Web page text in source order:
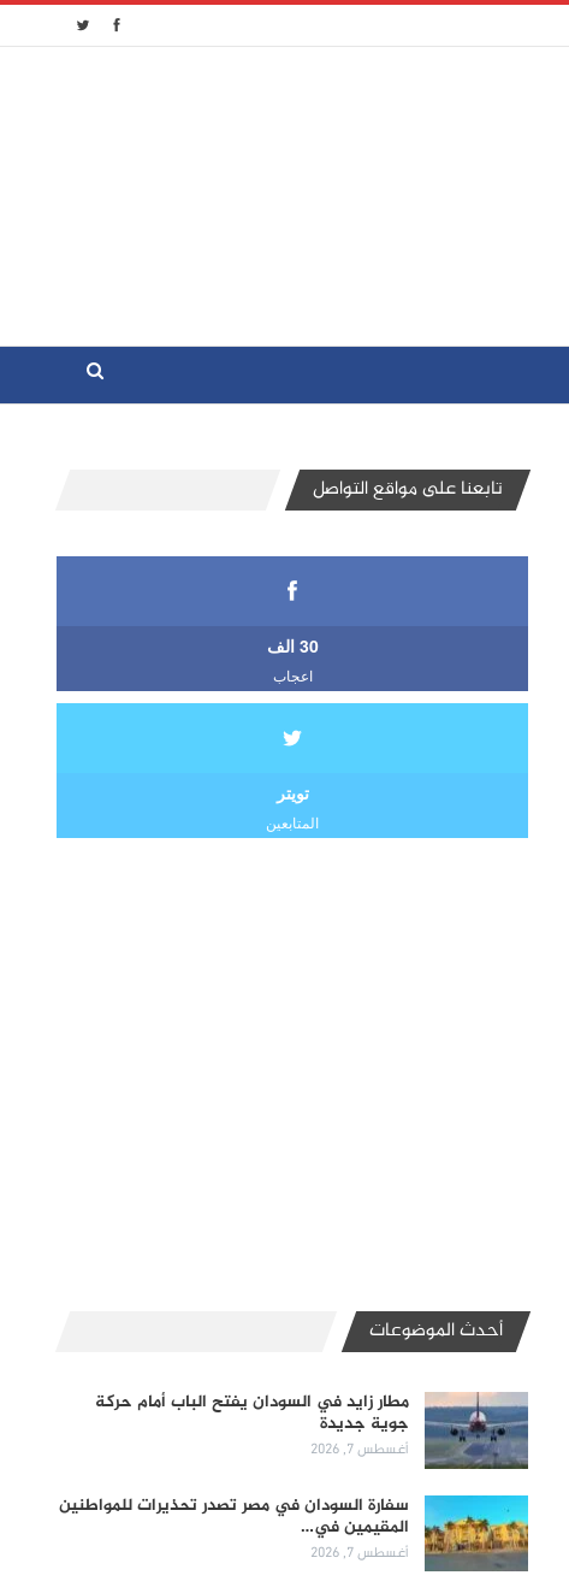
تابعنا على مواقع التواصل
30 الف
اعجاب
تويتر
المتابعين
أحدث الموضوعات
مطار زايد في السودان يفتح الباب أمام حركة
جوية جديدة
أغسطس 7, 2026
سفارة السودان في مصر تصدر تحذيرات للمواطنين
المقيمين في…
أغسطس 7, 2026